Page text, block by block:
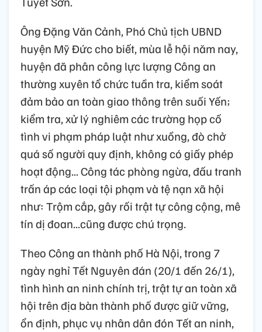
Ông Đặng Văn Cảnh, Phó Chủ tịch UBND
huyện Mỹ Đức cho biết, mùa lễ hội năm nay,
huyện đã phân công lực lượng Công an
thường xuyên tổ chức tuần tra, kiểm soát
đảm bảo an toàn giao thông trên suối Yến;
kiểm tra, xử lý nghiêm các trường họp cố
tình vi phạm pháp luật như xuồng, đò chở
quá số người quy định, không có giấy phép
hoạt động... Công tác phòng ngừa, đấu tranh
trấn áp các loại tội phạm và tệ nạn xã hội
như: Trộm cắp, gây rối trật tự công cộng, mê
tín dị đoan...cũng được chú trọng.
Theo Công an thành phố Hà Nội, trong 7
ngày nghỉ Tết Nguyên đán (20/1 đến 26/1),
tình hình an ninh chính trị, trật tự an toàn xã
hội trên địa bàn thành phố được giữ vững,
ổn định, phục vụ nhân dân đón Tết an ninh,